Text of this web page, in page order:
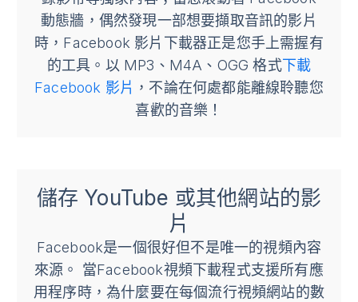
動態牆，偶然發現一部想要擷取音訊的影片
時，Facebook 影片下載器正是您手上需握有
的工具。以 MP3、M4A、OGG 格式下載
Facebook 影片 ，不論在何處都能離線聆聽您
喜歡的音樂！
儲存 YouTube 或其他網站的影
片
Facebook是一個很好但不是唯一的視頻內容
來源。 當Facebook視頻下載程式支援所有應
用程序時，為什麼要在每個流行視頻網站的數